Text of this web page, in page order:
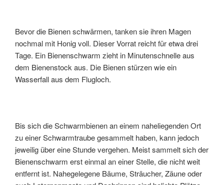
Bevor die Bienen schwärmen, tanken sie ihren Magen
nochmal mit Honig voll. Dieser Vorrat reicht für etwa drei
Tage. Ein Bienenschwarm zieht in Minutenschnelle aus
dem Bienenstock aus. Die Bienen stürzen wie ein
Wasserfall aus dem Flugloch.
Bis sich die Schwarmbienen an einem naheliegenden Ort
zu einer Schwarmtraube gesammelt haben, kann jedoch
jeweilig über eine Stunde vergehen. Meist sammelt sich der
Bienenschwarm erst einmal an einer Stelle, die nicht weit
entfernt ist. Nahegelegene Bäume, Sträucher, Zäune oder